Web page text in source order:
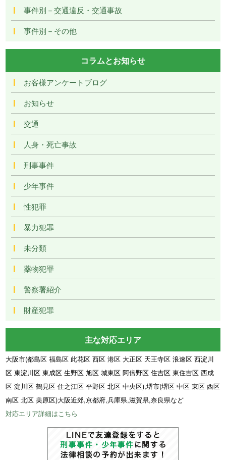
事件別－交通違反・交通事故
事件別－その他
コラムとお知らせ
お客様アンケートブログ
お知らせ
交通
人身・死亡事故
刑事事件
少年事件
性犯罪
暴力犯罪
未分類
薬物犯罪
警察署紹介
財産犯罪
主な対応エリア
大阪市(都島区 福島区 此花区 西区 港区 大正区 天王寺区 浪速区 西淀川
区 東淀川区 東成区 生野区 旭区 城東区 阿倍野区 住吉区 東住吉区 西成
区 淀川区 鶴見区 住之江区 平野区 北区 中央区),堺市(堺区 中区 東区 西区
南区 北区 美原区)大阪近郊,京都府,兵庫県,滋賀県,奈良県など
対応エリア詳細はこちら